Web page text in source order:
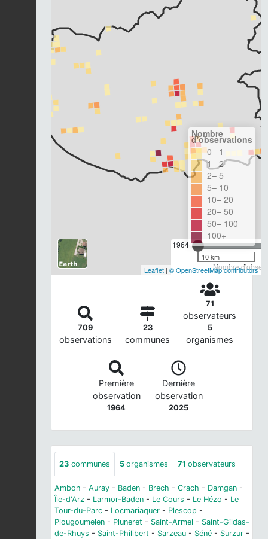
1964
Nombre
Nombre
d'observations
0– 1
1– 2
2– 5
5– 10
10– 20
20– 50
50– 100
100+
10 km
Leaflet | © OpenStreetMap contributors
709
observations
23
communes
71
observateurs
5
organismes
Première
observation
1964
Dernière
observation
2025
23 communes 5 organismes 71 observateurs
Ambon - Auray - Baden - Brech - Crach - Damgan -
Île-d'Arz - Larmor-Baden - Le Cours - Le Hézo - Le
Tour-du-Parc - Locmariaquer - Plescop -
Plougoumelen - Pluneret - Saint-Armel - Saint-Gildas-
de-Rhuys - Saint-Philibert - Sarzeau - Séné - Surzur -